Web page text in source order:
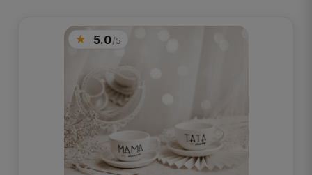
5.0